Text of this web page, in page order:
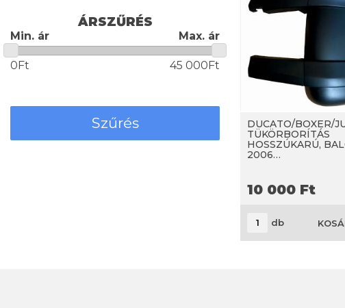
ÁRSZŰRÉS
Min. ár Max. ár
0Ft 45 000Ft
DUCATO/BOXER/
TÜKÖRBORÍTÁS
HOSSZÚKARÚ,
2006…
10 000 Ft
db